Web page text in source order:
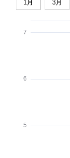
1月 3月